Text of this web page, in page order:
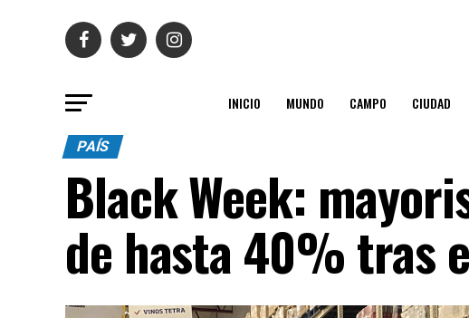
INICIO MUNDO CAMPO CIUDAD
PAÍS
Black Week:
de hasta 40% tras